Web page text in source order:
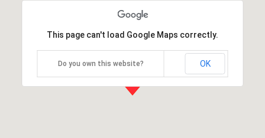
This page can't load Google Maps correctly.
Do you own this website? OK